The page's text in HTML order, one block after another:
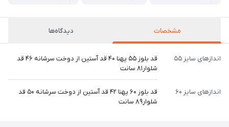
مشخصات دیدگاه‌ها
اندازهای سایز ۵۵
قد بلوز ۵۵ پهنا ۴۰ قد آستین از دوخت سرشانه ۴۶ قد
شلوار۸۱ سانت
اندازهای سایز ۶۰
قد بلوز ۶۰ پهنا ۴۲ قد آستین از دوخت سرشانه ۵۰ قد
شلوار۸۹ سانت